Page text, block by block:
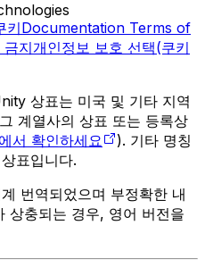
키Documentation Terms of
지개인정보 보호 선택(쿠키
상표는 미국 및 기타 지역
계열사의 상표 또는 등록상
서 확인하세요
). 기타 명칭
표입니다.
번역되었으며 부정확한 내
상충되는 경우, 영어 버전을